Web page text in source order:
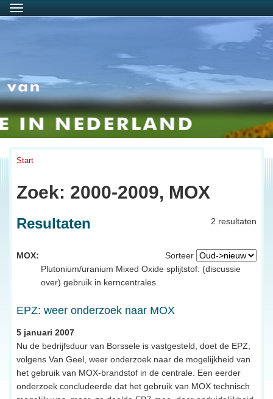
Menu
Start
Zoek: 2000-2009, MOX
2 resultaten
Resultaten
Sorteer
MOX:
Plutonium/uranium Mixed Oxide splijtstof: (discussie
over) gebruik in kerncentrales
EPZ: weer onderzoek naar MOX
5 januari 2007
Nu de bedrijfsduur van Borssele is vastgesteld, doet de EPZ,
volgens Van Geel, weer onderzoek naar de mogelijkheid van
het gebruik van MOX-brandstof in de centrale. Een eerder
onderzoek concludeerde dat het gebruik van MOX technisch